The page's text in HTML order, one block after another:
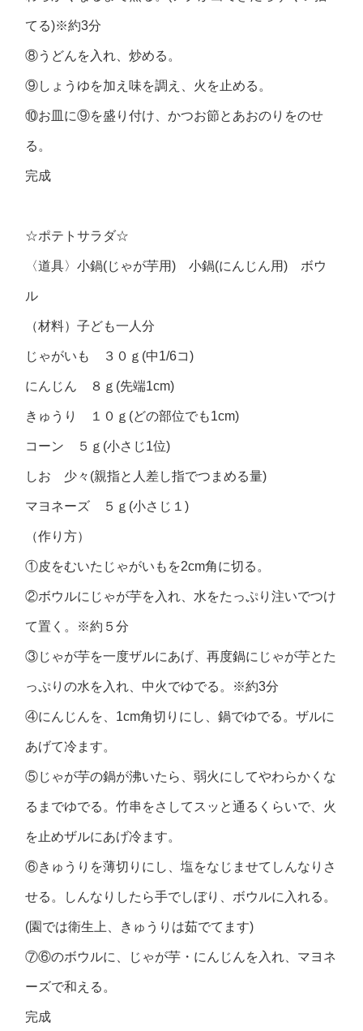
てる)※約3分
⑧うどんを入れ、炒める。
⑨しょうゆを加え味を調え、火を止める。
⑩お皿に⑨を盛り付け、かつお節とあおのりをのせ
る。
完成
☆ポテトサラダ☆
〈道具〉小鍋(じゃが芋用) 小鍋(にんじん用) ボウ
ル
（材料）子ども一人分
じゃがいも ３０ｇ(中1/6コ)
にんじん ８ｇ(先端1cm)
きゅうり １０ｇ(どの部位でも1cm)
コーン ５ｇ(小さじ1位)
しお 少々(親指と人差し指でつまめる量)
マヨネーズ ５ｇ(小さじ１)
（作り方）
①皮をむいたじゃがいもを2cm角に切る。
②ボウルにじゃが芋を入れ、水をたっぷり注いでつけ
て置く。※約５分
③じゃが芋を一度ザルにあげ、再度鍋にじゃが芋とた
っぷりの水を入れ、中火でゆでる。※約3分
④にんじんを、1cm角切りにし、鍋でゆでる。ザルに
あげて冷ます。
⑤じゃが芋の鍋が沸いたら、弱火にしてやわらかくな
るまでゆでる。竹串をさしてスッと通るくらいで、火
を止めザルにあげ冷ます。
⑥きゅうりを薄切りにし、塩をなじませてしんなりさ
せる。しんなりしたら手でしぼり、ボウルに入れる。
(園では衛生上、きゅうりは茹でてます)
⑦⑥のボウルに、じゃが芋・にんじんを入れ、マヨネ
ーズで和える。
完成